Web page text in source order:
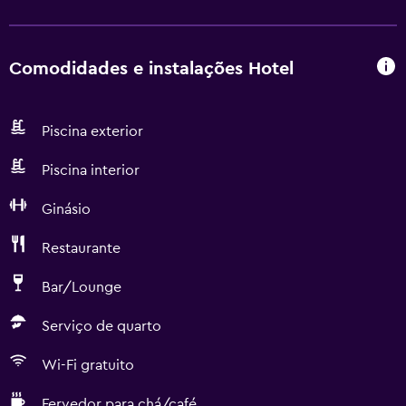
Comodidades e instalações Hotel
Piscina exterior
Piscina interior
Ginásio
Restaurante
Bar/Lounge
Serviço de quarto
Wi-Fi gratuito